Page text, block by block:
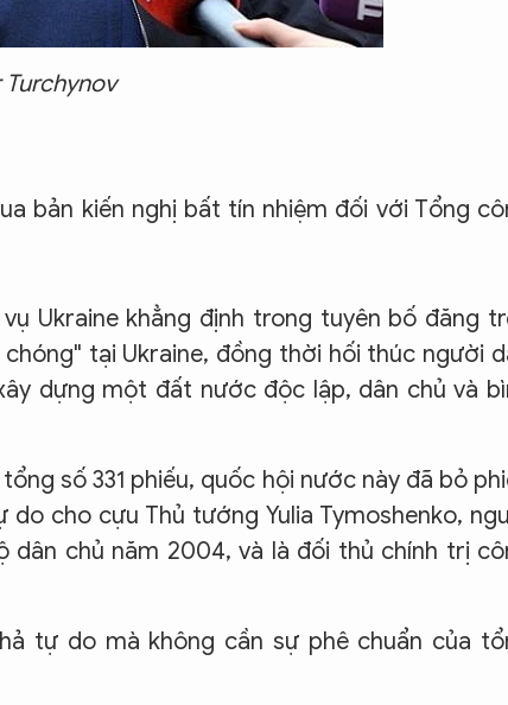
bản kiến nghị bất tín nhiệm đối với Tổng
Ukraine khẳng định trong tuyên bố đăng
tại Ukraine, đồng thời hối thúc người
dựng một đất nước độc lập, dân chủ và
số 331 phiếu, quốc hội nước này đã bỏ
cho cựu Thủ tướng Yulia Tymoshenko,
dân chủ năm 2004, và là đối thủ chính trị
tự do mà không cần sự phê chuẩn của